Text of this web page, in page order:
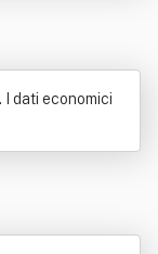
I dati economici